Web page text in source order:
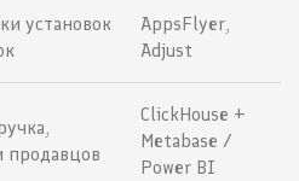
установок
AppsFlyer,
Adjust
продавцов
ClickHouse +
Metabase /
Power BI